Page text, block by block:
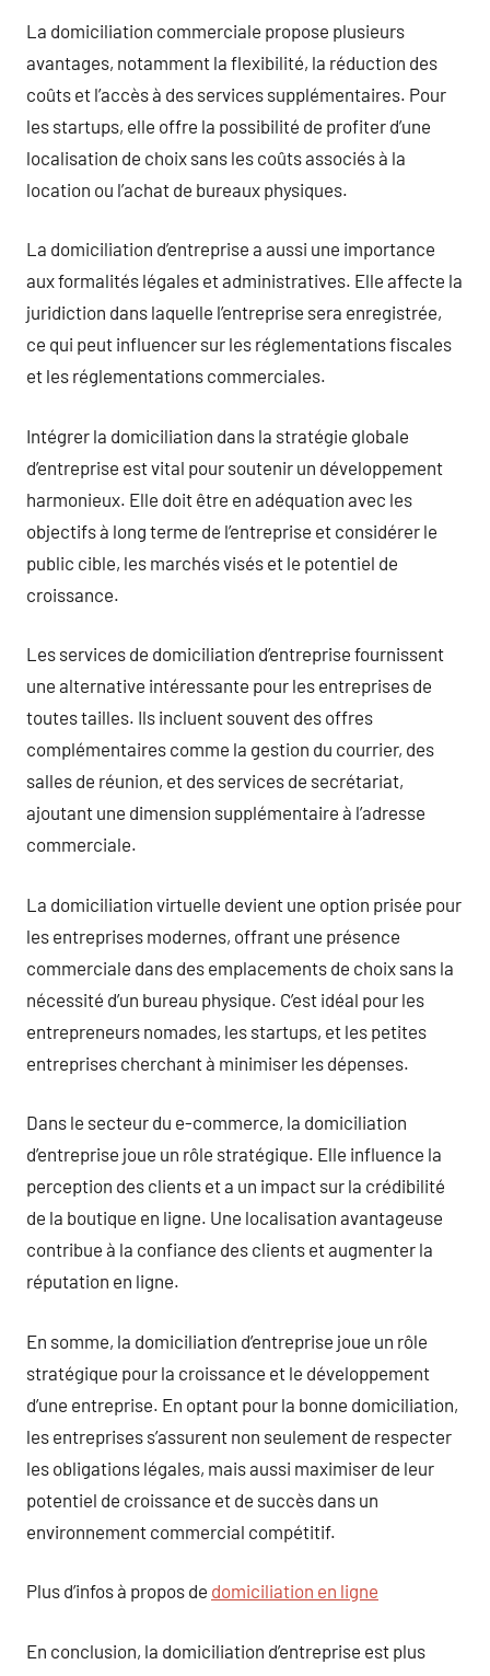
La domiciliation commerciale propose plusieurs
avantages, notamment la flexibilité, la réduction des
coûts et l’accès à des services supplémentaires. Pour
les startups, elle offre la possibilité de profiter d’une
localisation de choix sans les coûts associés à la
location ou l’achat de bureaux physiques.
La domiciliation d’entreprise a aussi une importance
aux formalités légales et administratives. Elle affecte la
juridiction dans laquelle l’entreprise sera enregistrée,
ce qui peut influencer sur les réglementations fiscales
et les réglementations commerciales.
Intégrer la domiciliation dans la stratégie globale
d’entreprise est vital pour soutenir un développement
harmonieux. Elle doit être en adéquation avec les
objectifs à long terme de l’entreprise et considérer le
public cible, les marchés visés et le potentiel de
croissance.
Les services de domiciliation d’entreprise fournissent
une alternative intéressante pour les entreprises de
toutes tailles. Ils incluent souvent des offres
complémentaires comme la gestion du courrier, des
salles de réunion, et des services de secrétariat,
ajoutant une dimension supplémentaire à l’adresse
commerciale.
La domiciliation virtuelle devient une option prisée pour
les entreprises modernes, offrant une présence
commerciale dans des emplacements de choix sans la
nécessité d’un bureau physique. C’est idéal pour les
entrepreneurs nomades, les startups, et les petites
entreprises cherchant à minimiser les dépenses.
Dans le secteur du e-commerce, la domiciliation
d’entreprise joue un rôle stratégique. Elle influence la
perception des clients et a un impact sur la crédibilité
de la boutique en ligne. Une localisation avantageuse
contribue à la confiance des clients et augmenter la
réputation en ligne.
En somme, la domiciliation d’entreprise joue un rôle
stratégique pour la croissance et le développement
d’une entreprise. En optant pour la bonne domiciliation,
les entreprises s’assurent non seulement de respecter
les obligations légales, mais aussi maximiser de leur
potentiel de croissance et de succès dans un
environnement commercial compétitif.
Plus d’infos à propos de domiciliation en ligne
En conclusion, la domiciliation d’entreprise est plus